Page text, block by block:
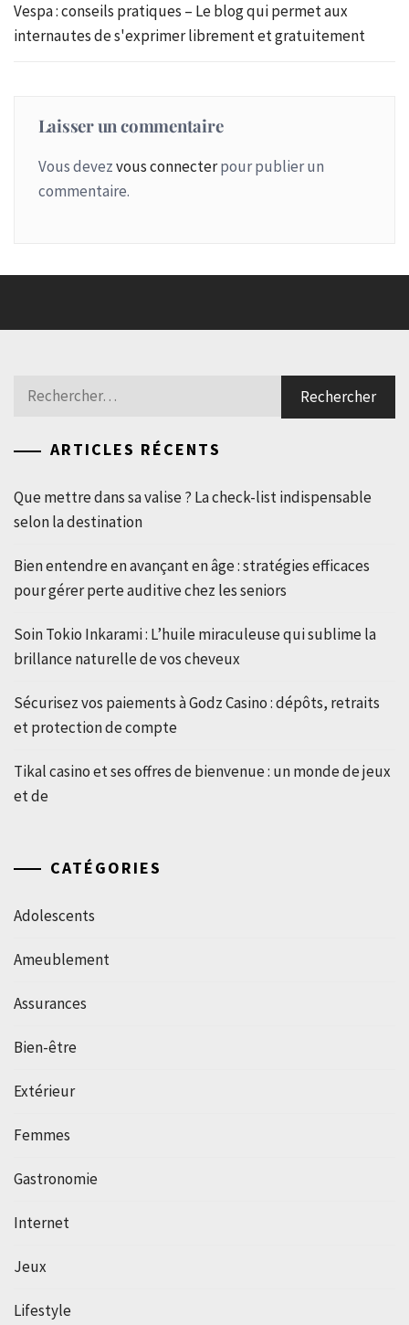
Vespa : conseils pratiques – Le blog qui permet aux
internautes de s'exprimer librement et gratuitement
Laisser un commentaire
Vous devezvous connecterpour publier un
commentaire.
Rechercher :
ARTICLES RÉCENTS
Que mettre dans sa valise ? La check-list indispensable
selon la destination
Bien entendre en avançant en âge : stratégies efficaces
pour gérer perte auditive chez les seniors
Soin Tokio Inkarami : L’huile miraculeuse qui sublime la
brillance naturelle de vos cheveux
Sécurisez vos paiements à Godz Casino : dépôts, retraits
et protection de compte
Tikal casino et ses offres de bienvenue : un monde de jeux
et de
CATÉGORIES
Adolescents
Ameublement
Assurances
Bien-être
Extérieur
Femmes
Gastronomie
Internet
Jeux
Lifestyle